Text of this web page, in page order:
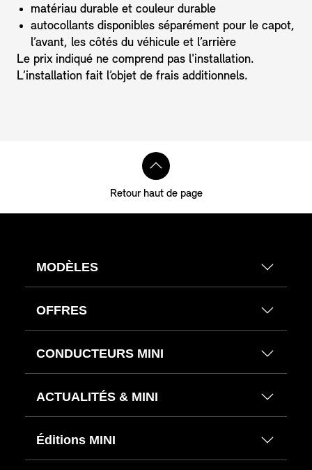
matériau durable et couleur durable
autocollants disponibles séparément pour le capot,
l’avant, les côtés du véhicule et l’arrière
Le prix indiqué ne comprend pas l'installation.
L’installation fait l’objet de frais additionnels.